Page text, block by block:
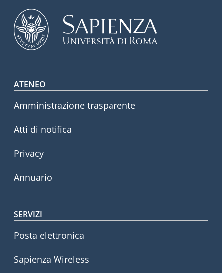
Footer menu
ATENEO
Amministrazione trasparente
Atti di notifica
Privacy
Annuario
SERVIZI
Posta elettronica
Sapienza Wireless